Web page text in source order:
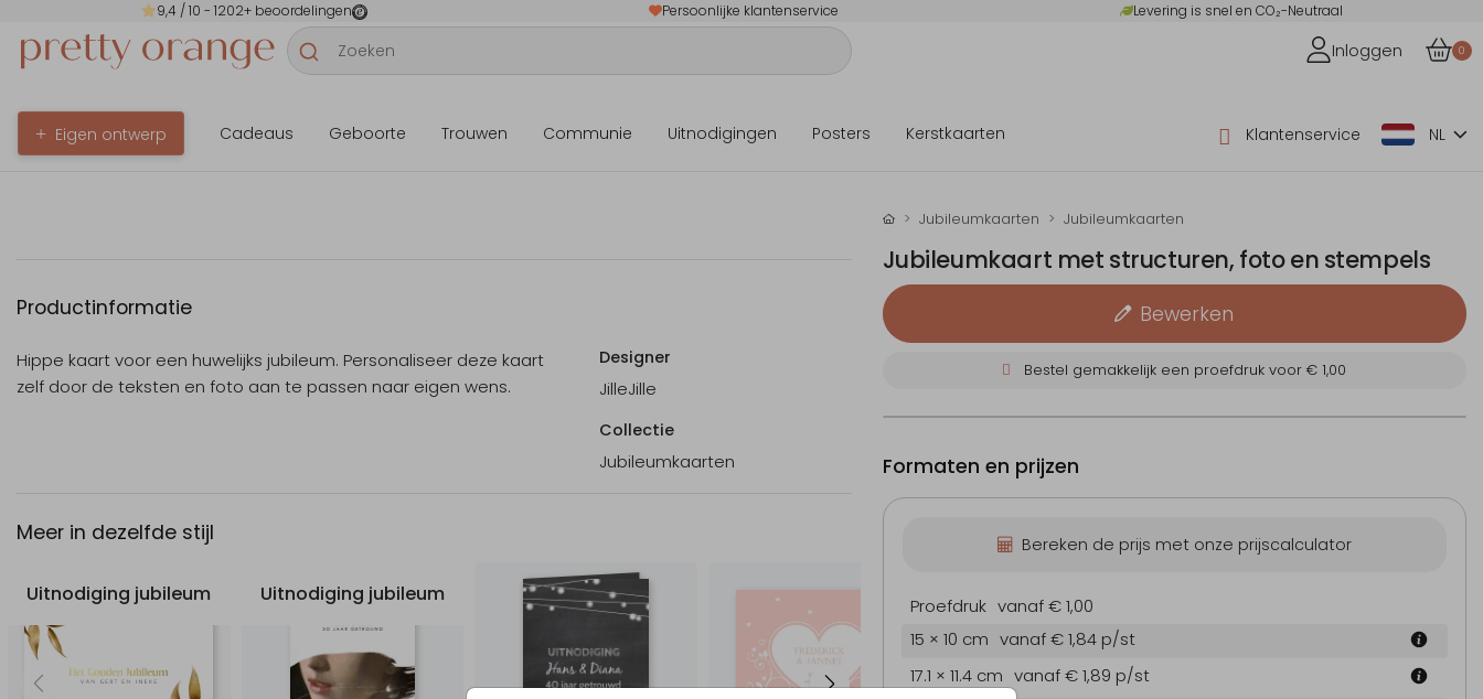
9,4/ 10 - 1202+ beoordelingen Persoonlijke klantenservice Levering is snel en CO₂-Neutraal
Inloggen 0
Eigen ontwerp Cadeaus Geboorte Trouwen Communie Uitnodigingen Posters Kerstkaarten Klantenservice NL
Productinformatie
Hippe kaart voor een huwelijks jubileum. Personaliseer deze kaart
zelf door de teksten en foto aan te passen naar eigen wens.
Designer
JilleJille
Collectie
Jubileumkaarten
Meer in dezelfde stijl
Uitnodiging jubileum Uitnodiging jubileum
Jubileumkaarten Jubileumkaarten
Jubileumkaart met structuren, foto en stempels
Bewerken
Bestel gemakkelijk een proefdruk voor€ 1,00
Formaten en prijzen
Bereken de prijs met onze prijscalculator
Proefdruk vanaf € 1,00
15 × 10 cm vanaf € 1,84 p/st
17.1 × 11.4 cm vanaf € 1,89 p/st